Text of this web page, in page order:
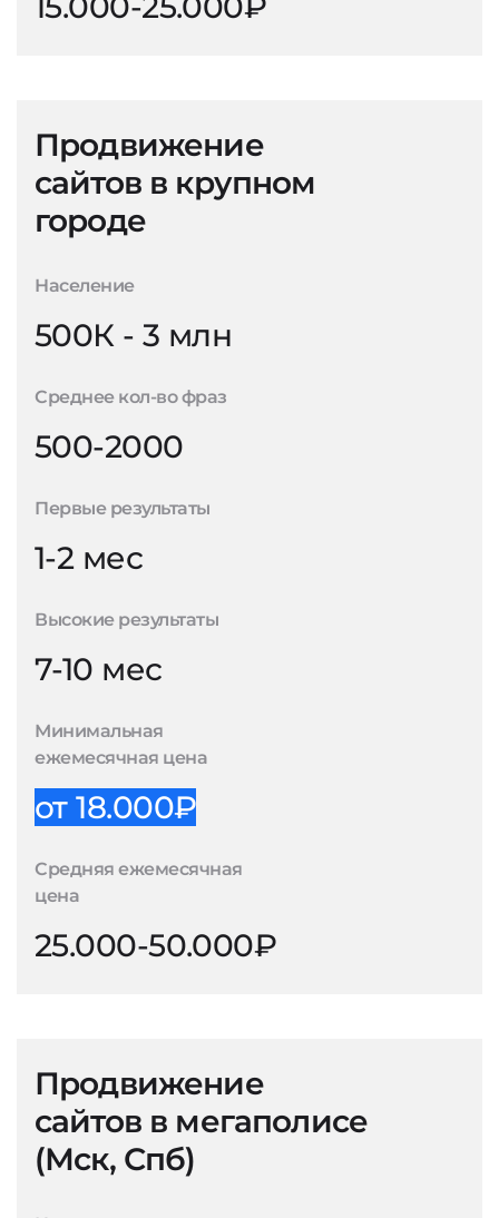
Продвижение
сайтов в крупном
городе
Население
500К - 3 млн
Среднее кол-во фраз
500-2000
Первые результаты
1-2 мес
Высокие результаты
7-10 мес
Минимальная
ежемесячная цена
от 18.000₽
Средняя ежемесячная
цена
25.000-50.000₽
Продвижение
сайтов в мегаполисе
(Мск, Спб)